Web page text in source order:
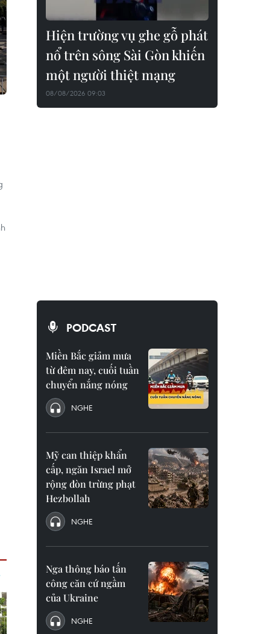
Hiện trường vụ ghe gỗ phát
nổ trên sông Sài Gòn khiến
một người thiệt mạng
08/08/2026 09:03
PODCAST
Miền Bắc giảm mưa
từ đêm nay, cuối tuần
chuyển nắng nóng
NGHE
Mỹ can thiệp khẩn
cấp, ngăn Israel mở
rộng đòn trừng phạt
Hezbollah
NGHE
Nga thông báo tấn
công căn cứ ngầm
của Ukraine
NGHE